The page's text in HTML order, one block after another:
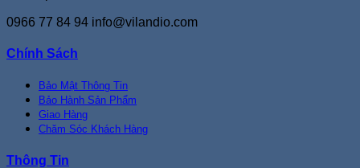
0966 77 84 94 info@vilandio.com
Chính Sách
Bảo Mật Thông Tin
Bảo Hành Sản Phẩm
Giao Hàng
Chăm Sóc Khách Hàng
Thông Tin